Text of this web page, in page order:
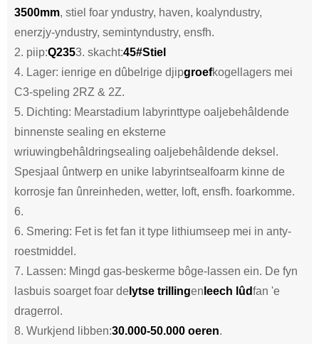
3500mm, stiel foar yndustry, haven, koalyndustry,
enerzjy-yndustry, semintyndustry, ensfh.
2. piip:Q2353. skacht:45#Stiel
4. Lager: ienrige en dûbelrige djipgroefkogellagers mei
C3-speling 2RZ & 2Z.
5. Dichting: Mearstadium labyrinttype oaljebehâldende
binnenste sealing en eksterne
wriuwingbehâldringsealing oaljebehâldende deksel.
Spesjaal ûntwerp en unike labyrintsealfoarm kinne de
korrosje fan ûnreinheden, wetter, loft, ensfh. foarkomme.
6.
6. Smering: Fet is fet fan it type lithiumseep mei in anty-
roestmiddel.
7. Lassen: Mingd gas-beskerme bôge-lassen ein. De fyn
lasbuis soarget foar de lytse trillingen leech lûdfan 'e
dragerrol.
8. Wurkjend libben:30.000-50.000 oeren.